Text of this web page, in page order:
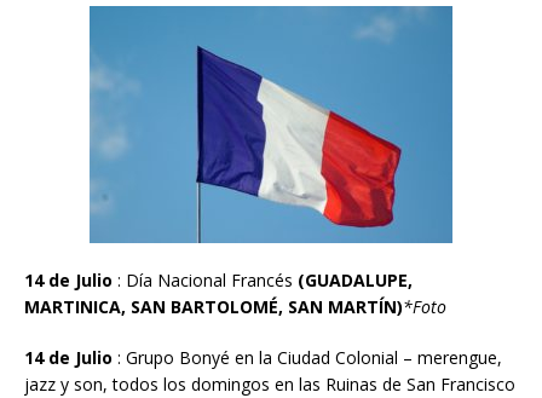
14 de Julio : Día Nacional Francés (GUADALUPE,
MARTINICA, SAN BARTOLOMÉ, SAN MARTÍN)*Foto
14 de Julio : Grupo Bonyé en la Ciudad Colonial – merengue,
jazz y son, todos los domingos en las Ruinas de San Francisco